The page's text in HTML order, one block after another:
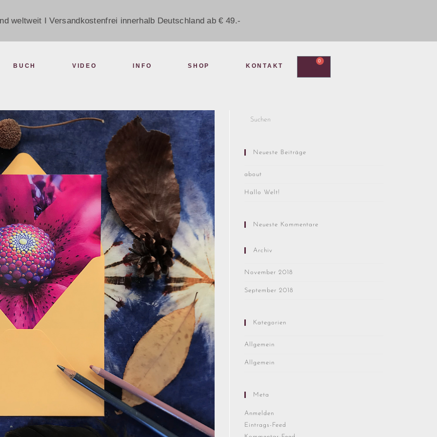
weltweit I Versandkostenfrei innerhalb Deutschland ab € 49.-
BUCH VIDEO INFO SHOP KONTAKT
0
Neueste Beiträge
about
Hallo Welt!
Neueste Kommentare
Archiv
November 2018
September 2018
Kategorien
Allgemein
Allgemein
Meta
Anmelden
Eintrags-Feed